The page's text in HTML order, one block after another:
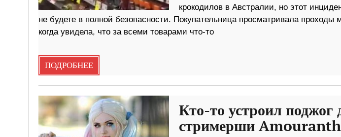
крокодилов в Австралии, но этот
не будете в полной безопасности. Покупательница просматривала проходы
когда увидела, что за всеми товарами что-то
ПОДРОБНЕЕ
Кто-то устроил поджог
стримерши Amouranth